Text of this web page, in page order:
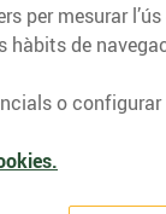
per mesurar
hàbits de
o